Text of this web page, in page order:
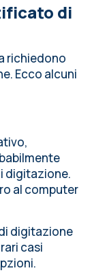
di
richiedono
Ecco alcuni
digitazione.
al computer
digitazione
casi